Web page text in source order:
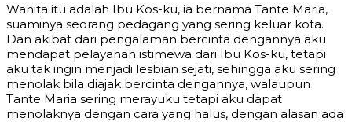
Wanita itu adalah Ibu Kos-ku, ia bernama Tante Maria,
suaminya seorang pedagang yang sering keluar kota.
Dan akibat dari pengalaman bercinta dengannya aku
mendapat pelayanan istimewa dari Ibu Kos-ku, tetapi
aku tak ingin menjadi lesbian sejati, sehingga aku sering
menolak bila diajak bercinta dengannya, walaupun
Tante Maria sering merayuku tetapi aku dapat
menolaknya dengan cara yang halus, dengan alasan ada